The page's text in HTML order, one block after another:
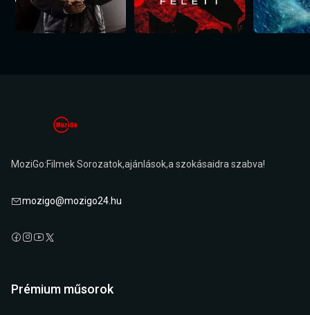
MoziGo:Filmek Sorozatok,ajánlások,a szokásaidra szabva!
mozigo@mozigo24.hu
Prémium műsorok